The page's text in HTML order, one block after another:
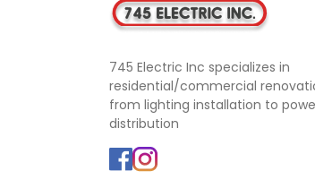
745 Electric Inc specializes in
residential/commercial
from lighting installation to
distribution